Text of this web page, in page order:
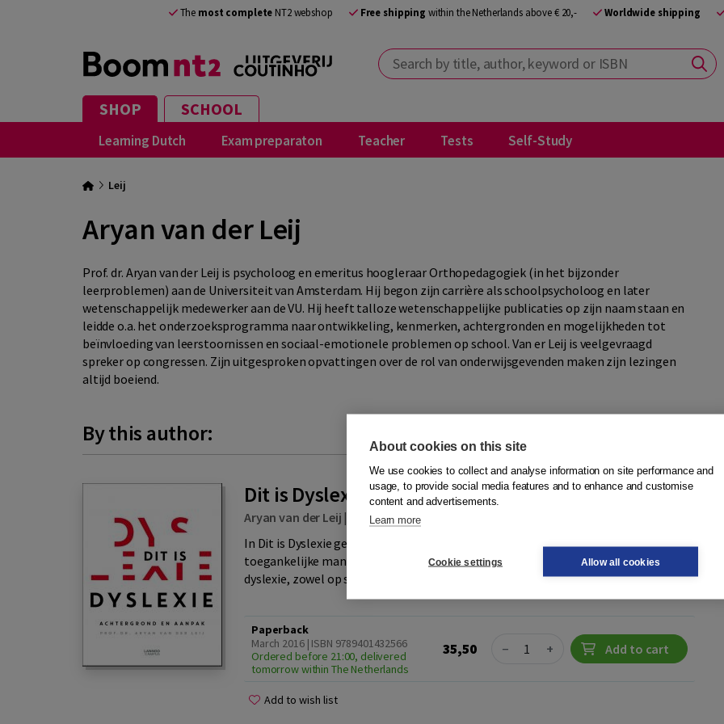
The most complete NT2 webshop Free shipping within the Netherlands above € 20,- Worldwide shipping
Search by title, author, keyword or ISBN
SHOP SCHOOL
Learning Dutch Exam preparaton Teacher Tests Self-Study
Leij
Aryan van der Leij
Prof. dr. Aryan van der Leij is psycholoog en emeritus hoogleraar Orthopedagogiek (in het bijzonder
leerproblemen) aan de Universiteit van Amsterdam. Hij begon zijn carrière als schoolpsycholoog en later
wetenschappelijk medewerker aan de VU. Hij heeft talloze wetenschappelijke publicaties op zijn naam staan en
leidde o.a. het onderzoeksprogramma naar ontwikkeling, kenmerken, achtergronden en mogelijkheden tot
beïnvloeding van leerstoornissen en sociaal-emotionele problemen op school. Van er Leij is veelgevraagd
spreker op congressen. Zijn uitgesproken opvattingen over de rol van onderwijsgevenden maken zijn lezingen
altijd boeiend.
By this author:
Dit is Dyslexie
Aryan van der Leij |
Uitgeverij Terra - Lannoo
In Dit is Dyslexie geeft dyslexie-expert prof. dr. Aryan van der Leij op een
toegankelijke manier inzicht in de achtergrond, diagnostiek en aanpak van
dyslexie, zowel op school als thuis. In dit co...
Paperback
March 2016 | ISBN 9789401432566
Ordered before 21:00, delivered
tomorrow within The Netherlands
35,50 Quantity
− + Add to cart
Add to wish list
About cookies on this site
We use cookies to collect and analyse information on site performance and
usage, to provide social media features and to enhance and customise
content and advertisements.
Learn more
Cookie settings Allow all cookies